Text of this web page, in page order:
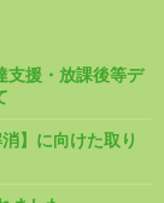
支援・放課後等デ
】に向けた取り